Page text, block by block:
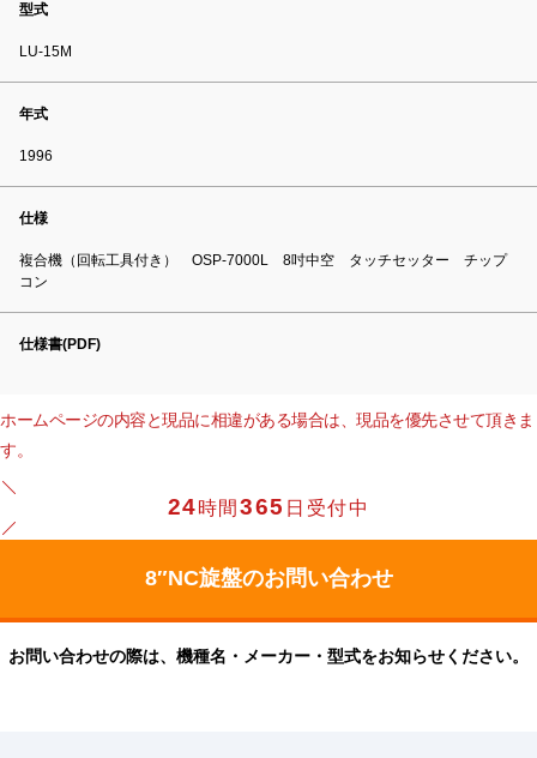
型式
LU-15M
年式
1996
仕様
複合機（回転工具付き） OSP-7000L 8吋中空 タッチセッター チップ
コン
仕様書(PDF)
ホームページの内容と現品に相違がある場合は、現品を優先させて頂きま
す。
24時間365 日受付中
お問い合わせの際は、機種名・メーカー・型式をお知らせください。